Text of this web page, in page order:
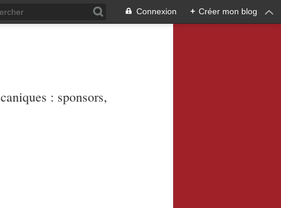
Connexion + Créer mon blog
: sponsors,